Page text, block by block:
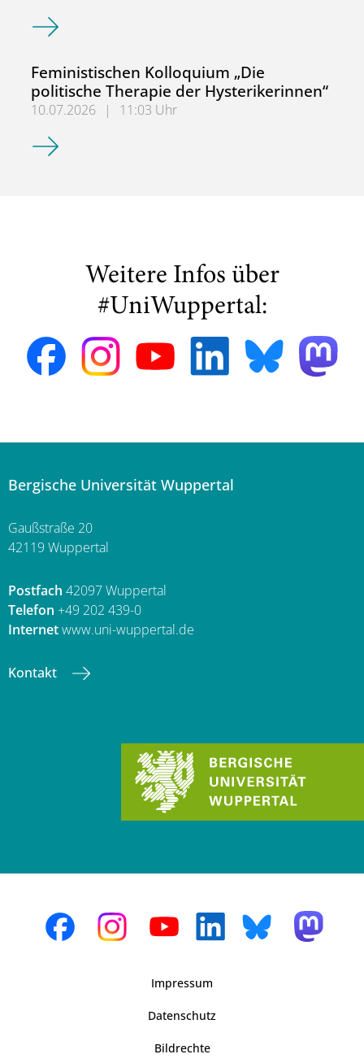
Bis 30.09.! bewerben für den MA
Feministischen Kolloquium „Die
politische Therapie der Hysterikerinnen“
10.07.2026 |
11:03 Uhr
Feministischen Kolloquium „Die politische Therapie der
Weitere Infos über
#UniWuppertal:
Bergische Universität Wuppertal
Gaußstraße 20
42119 Wuppertal
Postfach 42097 Wuppertal
Telefon +49 202 439-0
Internetwww.uni-wuppertal.de
Kontakt
Impressum
Datenschutz
Bildrechte